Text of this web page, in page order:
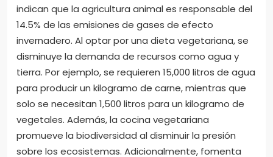
indican que la agricultura animal es responsable del
14.5% de las emisiones de gases de efecto
invernadero. Al optar por una dieta vegetariana, se
disminuye la demanda de recursos como agua y
tierra. Por ejemplo, se requieren 15,000 litros de agua
para producir un kilogramo de carne, mientras que
solo se necesitan 1,500 litros para un kilogramo de
vegetales. Además, la cocina vegetariana
promueve la biodiversidad al disminuir la presión
sobre los ecosistemas. Adicionalmente, fomenta